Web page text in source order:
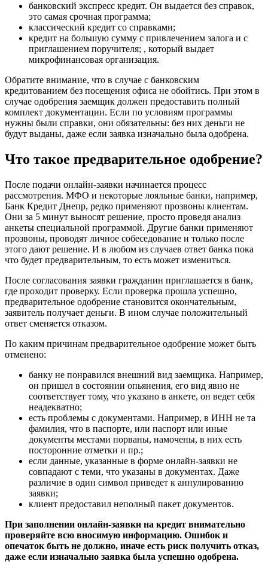
банковский экспресс кредит. Он выдается без справок,
это самая срочная программа;
классический кредит со справками;
кредит на большую сумму с привлечением залога и с
приглашением поручителя; , который выдает
микрофинансовая организация.
Обратите внимание, что в случае с банковским
кредитованием без посещения офиса не обойтись. При этом в
случае одобрения заемщик должен предоставить полный
комплект документации. Если по условиям программы
нужны были справки, они обязательны: без них деньги не
будут выданы, даже если заявка изначально была одобрена.
Что такое предварительное одобрение?
После подачи онлайн-заявки начинается процесс
рассмотрения. МФО и некоторые лояльные банки, например,
Банк Кредит Днепр, редко применяют прозвоны клиентам.
Они за 5 минут выносят решение, просто проведя анализ
анкеты специальной программой. Другие банки применяют
прозвоны, проводят личное собеседование и только после
этого дают решение. И в любом из случаев ответ банка пока
что будет предварительным, то есть может измениться.
После согласования заявки гражданин приглашается в банк,
где проходит проверку. Если проверка прошла успешно,
предварительное одобрение становится окончательным,
заявитель получает деньги. В ином случае положительный
ответ сменяется отказом.
По каким причинам предварительное одобрение может быть
отменено:
банку не понравился внешний вид заемщика. Например,
он пришел в состоянии опьянения, его вид явно не
соответствует тому, что указано в анкете, он ведет себя
неадекватно;
есть проблемы с документами. Например, в ИНН не та
фамилия, что в паспорте, или паспорт или иные
документы местами порваны, намочены, в них есть
посторонние отметки и пр.;
если данные, указанные в форме онлайн-заявки не
совпадают с теми, что указаны в документах. Даже
различие в один символ приведет к аннулированию
заявки;
клиент предоставил неполный пакет документов.
При заполнении онлайн-заявки на кредит внимательно
проверяйте всю вносимую информацию. Ошибок и
опечаток быть не должно, иначе есть риск получить отказ,
даже если изначально заявка была успешно одобрена.